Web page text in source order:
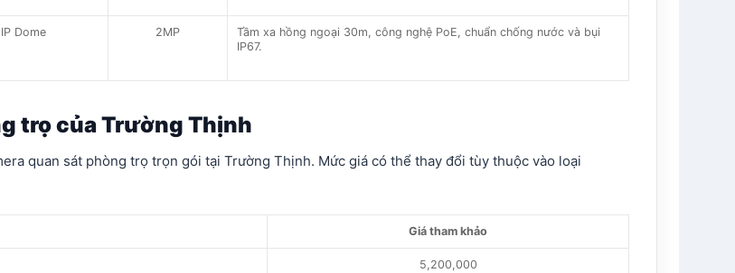
IP Dome 2MP
Tầm xa hồng ngoại 30m, công nghệ PoE, chuẩn chống nước và bụi
IP67.
trọ của Trường Thịnh
quan sát phòng trọ trọn gói tại Trường Thịnh. Mức giá có thể thay đổi tùy thuộc vào loại
Giá tham khảo
5,200,000